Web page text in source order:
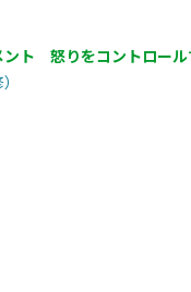
ト 怒りをコントロール